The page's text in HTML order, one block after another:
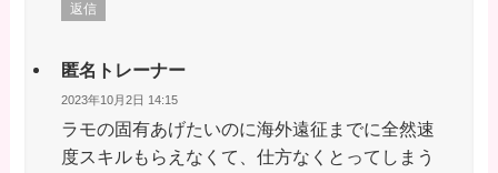
返信
匿名トレーナー
2023年10月2日 14:15
ラモの固有あげたいのに海外遠征までに全然速
度スキルもらえなくて、仕方なくとってしまう